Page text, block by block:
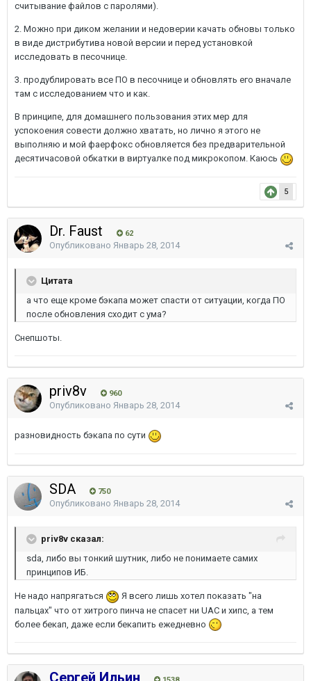
считывание файлов с паролями).
2. Можно при диком желании и недоверии качать обновы только
в виде дистрибутива новой версии и перед установкой
исследовать в песочнице.
3. продублировать все ПО в песочнице и обновлять его вначале
там с исследованием что и как.
В принципе, для домашнего пользования этих мер для
успокоения совести должно хватать, но лично я этого не
выполняю и мой фаерфокс обновляется без предварительной
десятичасовой обкатки в виртуалке под микрокопом. Каюсь
5
Dr. Faust 62
Опубликовано Январь 28, 2014
Цитата
а что еще кроме бэкапа может спасти от ситуации, когда ПО
после обновления сходит с ума?
Снепшоты.
priv8v 960
Опубликовано Январь 28, 2014
разновидность бэкапа по сути
SDA 750
Опубликовано Январь 28, 2014
priv8v сказал:
sda, либо вы тонкий шутник, либо не понимаете самих
принципов ИБ.
Не надо напрягаться
Я всего лишь хотел показать "на
пальцах" что от хитрого пинча не спасет ни UAC и хипс, а тем
более бекап, даже если бекапить ежедневно
Сергей Ильин